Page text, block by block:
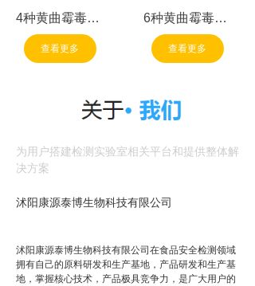
4种黄曲霉毒素
总量免疫亲和柱
查看更多
6种黄曲霉毒素
总量免疫亲和柱
查看更多
为用户搭建检测实验室相关平台和提供整体解
决方案
沭阳康源泰博生物科技有限公司
沭阳康源泰博生物科技有限公司在食品安全检测领域
拥有自己的原料研发和生产基地，产品研发和生产基
地，掌握核心技术，产品极具竞争力，是广大用户的